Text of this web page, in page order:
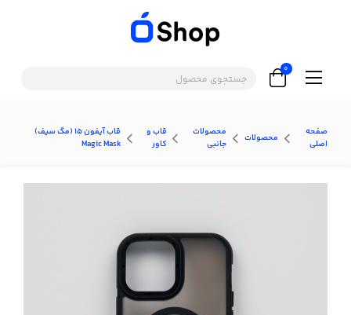
صفحه
اصلی
محصولات
محصولات
جانبی
قاب و
کاور
قاب آيفون 15 (مگ سیف)
Magic Mask
0